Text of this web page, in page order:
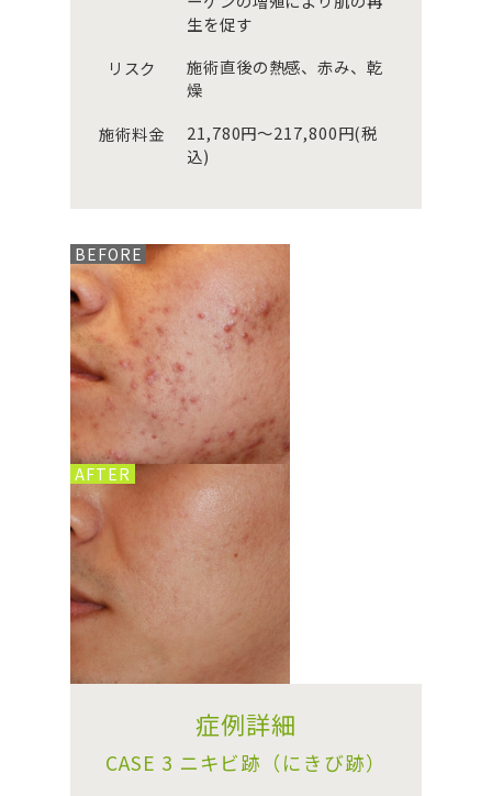
生を促す
リスク
施術直後の熱感、赤み、乾
燥
施術料金
21,780円～217,800円(税
込)
BEFORE
AFTER
症例詳細
CASE 3 ニキビ跡（にきび跡）